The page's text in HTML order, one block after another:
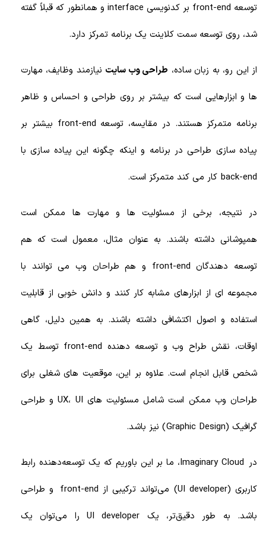
توسعه front-end بر کدنویسی interface و همانطور که قبلاً گفته
شد، روی توسعه سمت کلاینت یک برنامه تمرکز دارد.
از این رو، به زبان ساده، طراحی وب سایت نیازمند وظایف، مهارت
ها و ابزارهایی است که بیشتر بر روی طراحی و احساس و ظاهر
برنامه متمرکز هستند. در مقایسه، توسعه front-end بیشتر بر
پیاده سازی طراحی در برنامه و اینکه چگونه این پیاده سازی با
back-end کار می کند متمرکز است.
در نتیجه، برخی از مسئولیت ها و مهارت ها ممکن است
همپوشانی داشته باشند. به عنوان مثال، معمول است که هم
توسعه دهندگان front-end
و هم طراحان وب می توانند با
مجموعه ای از ابزارهای مشابه کار کنند و دانش خوبی از قابلیت
استفاده و اصول اکتشافی داشته باشند. به همین دلیل، گاهی
اوقات، نقش طراح وب و توسعه دهنده front-end توسط یک
شخص قابل انجام است. علاوه بر این، موقعیت های شغلی برای
طراحان وب ممکن است شامل مسئولیت های
UX، UI و طراحی
گرافیک (Graphic Design )
نیز باشد.
در Imaginary Cloud، ما بر این باوریم که یک توسعه‌دهنده رابط
کاربری (UI developer)
می‌تواند ترکیبی از front-end و طراحی
باشد. به طور دقیق‌تر، یک UI developer را می‌توان یک